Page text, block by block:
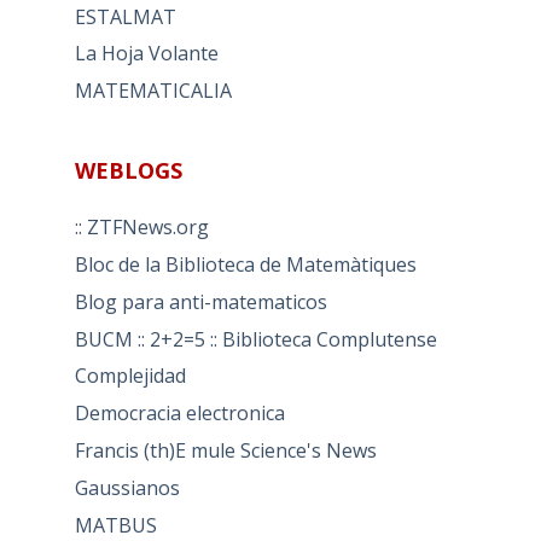
ESTALMAT
La Hoja Volante
MATEMATICALIA
WEBLOGS
:: ZTFNews.org
Bloc de la Biblioteca de Matemàtiques
Blog para anti-matematicos
BUCM :: 2+2=5 :: Biblioteca Complutense
Complejidad
Democracia electronica
Francis (th)E mule Science's News
Gaussianos
MATBUS